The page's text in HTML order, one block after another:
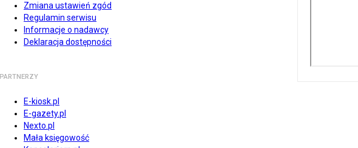
Zmiana ustawień zgód
Regulamin serwisu
Informacje o nadawcy
Deklaracja dostępności
PARTNERZY
E-kiosk.pl
E-gazety.pl
Nexto.pl
Mała księgowość